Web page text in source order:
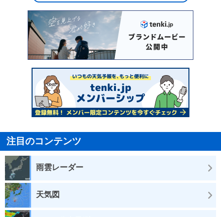
注目のコンテンツ
雨雲レーダー
天気図